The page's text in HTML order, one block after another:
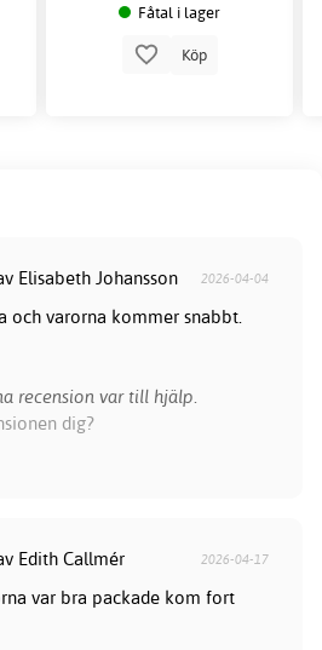
Fåtal i lager
Köp
Elisabeth Johansson 2026-04-04
och varorna kommer snabbt.
recension var till hjälp.
dig?
Edith Callmér 2026-04-17
var bra packade kom fort